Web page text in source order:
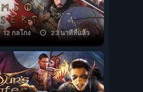
12 กลโกง 23 นาทีที่แล้ว